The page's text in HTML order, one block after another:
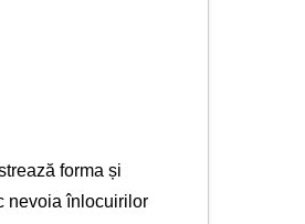
forma și
nevoia înlocuirilor